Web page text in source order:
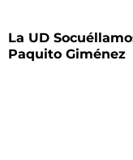
La UD
Paquito Giménez